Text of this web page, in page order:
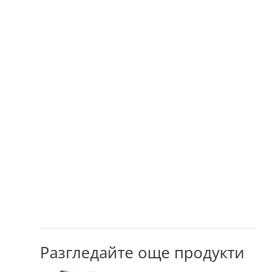
Разгледайте още продукти